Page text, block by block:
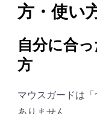
方・使い
自分に合
方
マウスガードは
ありません。